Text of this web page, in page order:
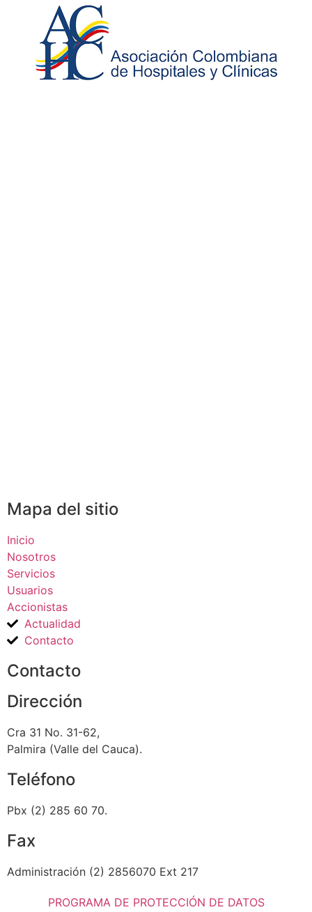
Mapa del sitio
Inicio
Nosotros
Servicios
Usuarios
Accionistas
Actualidad
Contacto
Contacto
Dirección
Cra 31 No. 31-62,
Palmira (Valle del Cauca).
Teléfono
Pbx (2) 285 60 70.
Fax
Administración (2) 2856070 Ext 217
PROGRAMA DE PROTECCIÓN DE DATOS